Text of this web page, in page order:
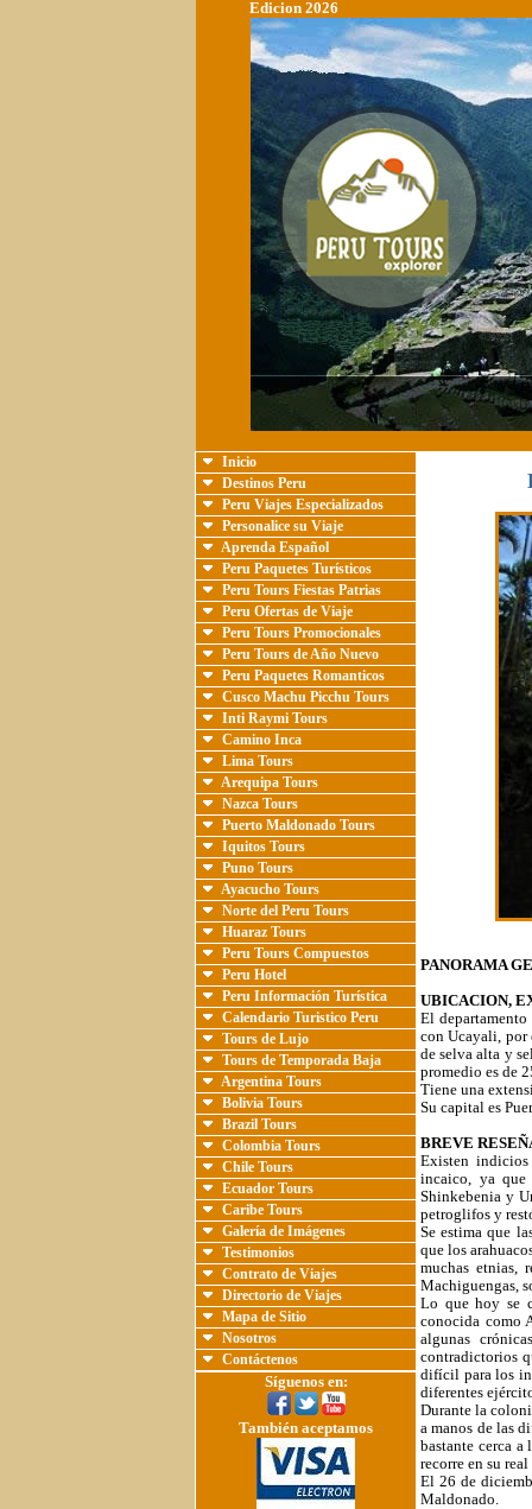
Edicion 2026
Inicio
Destinos Peru
Peru Viajes Especializados
Personalice su Viaje
Aprenda Español
Peru Paquetes Turísticos
Peru Tours Fiestas Patrias
Peru Ofertas de Viaje
Peru Tours Promocionales
Peru Tours de Año Nuevo
Peru Paquetes Romanticos
Cusco Machu Picchu Tours
Inti Raymi Tours
Camino Inca
Lima Tours
Arequipa Tours
Nazca Tours
Puerto Maldonado Tours
Iquitos Tours
Puno Tours
Ayacucho Tours
Norte del Peru Tours
Huaraz Tours
Peru Tours Compuestos
Peru Hotel
Peru Información Turística
Calendario Turistico Peru
Tours de Lujo
Tours de Temporada Baja
Argentina Tours
Bolivia Tours
Brazil Tours
Colombia Tours
Chile Tours
Ecuador Tours
Caribe Tours
Galería de Imágenes
Testimonios
Contrato de Viajes
Directorio de Viajes
Mapa de Sitio
Nosotros
Contáctenos
Síguenos en:
También aceptamos
PANORAMA
UBICACION,
El
con Ucayali, por
de selva alta y
promedio es de
Tiene una
Su capital es
BREVE
Existen indicios
incaico, ya que
Shinkebenia y
petroglifos y
Se estima que
que los
muchas etnias,
Machiguengas,
Lo que hoy se
conocida como
algunas
contradictorios
difícil para los
diferentes
Durante la
a manos de las
bastante cerca
recorre en su
El 26 de
Maldonado.